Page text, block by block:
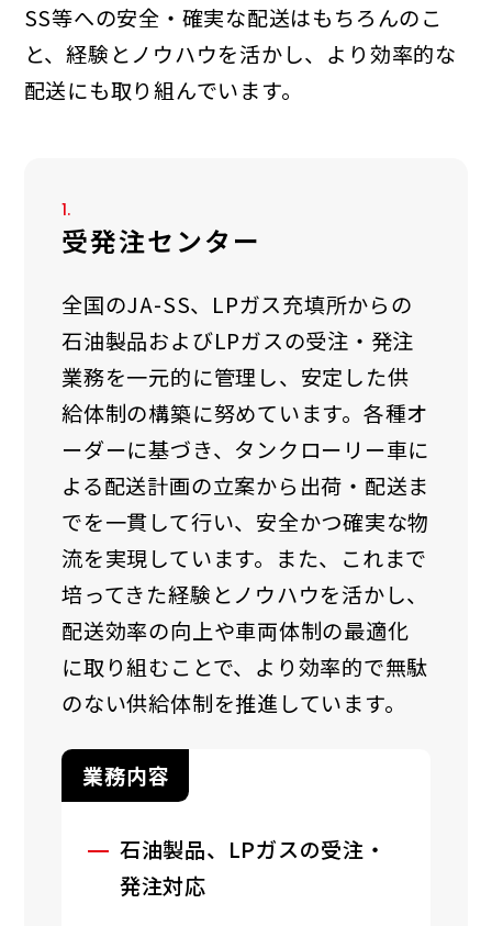
SS等への安全・確実な配送はもちろんのこ
と、経験とノウハウを活かし、より効率的な
配送にも取り組んでいます。
1.
受発注センター
全国のJA-SS、LPガス充填所からの
石油製品およびLPガスの受注・発注
業務を一元的に管理し、安定した供
給体制の構築に努めています。各種オ
ーダーに基づき、タンクローリー車に
よる配送計画の立案から出荷・配送ま
でを一貫して行い、安全かつ確実な物
流を実現しています。また、これまで
培ってきた経験とノウハウを活かし、
配送効率の向上や車両体制の最適化
に取り組むことで、より効率的で無駄
のない供給体制を推進しています。
業務内容
石油製品、LPガスの受注・
発注対応